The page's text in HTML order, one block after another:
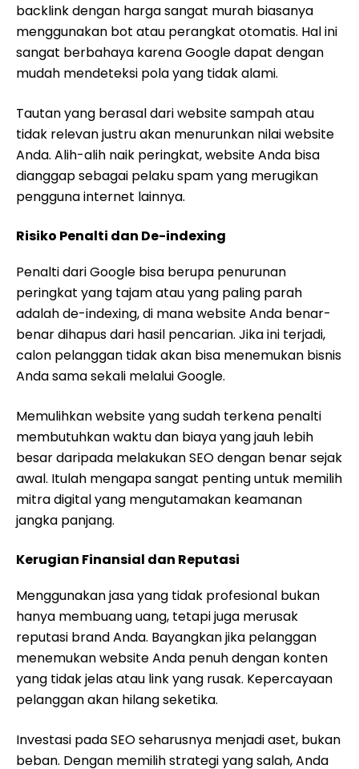
backlink dengan harga sangat murah biasanya
menggunakan bot atau perangkat otomatis. Hal ini
sangat berbahaya karena Google dapat dengan
mudah mendeteksi pola yang tidak alami.
Tautan yang berasal dari website sampah atau
tidak relevan justru akan menurunkan nilai website
Anda. Alih-alih naik peringkat, website Anda bisa
dianggap sebagai pelaku spam yang merugikan
pengguna internet lainnya.
Risiko Penalti dan De-indexing
Penalti dari Google bisa berupa penurunan
peringkat yang tajam atau yang paling parah
adalah de-indexing, di mana website Anda benar-
benar dihapus dari hasil pencarian. Jika ini terjadi,
calon pelanggan tidak akan bisa menemukan bisnis
Anda sama sekali melalui Google.
Memulihkan website yang sudah terkena penalti
membutuhkan waktu dan biaya yang jauh lebih
besar daripada melakukan SEO dengan benar sejak
awal. Itulah mengapa sangat penting untuk memilih
mitra digital yang mengutamakan keamanan
jangka panjang.
Kerugian Finansial dan Reputasi
Menggunakan jasa yang tidak profesional bukan
hanya membuang uang, tetapi juga merusak
reputasi brand Anda. Bayangkan jika pelanggan
menemukan website Anda penuh dengan konten
yang tidak jelas atau link yang rusak. Kepercayaan
pelanggan akan hilang seketika.
Investasi pada SEO seharusnya menjadi aset, bukan
beban. Dengan memilih strategi yang salah, Anda